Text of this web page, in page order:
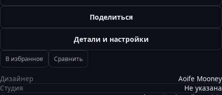
Поделиться
Детали и настройки
В избранное Сравнить
Дизайнер
Aoife Mooney
Студия
Не указана